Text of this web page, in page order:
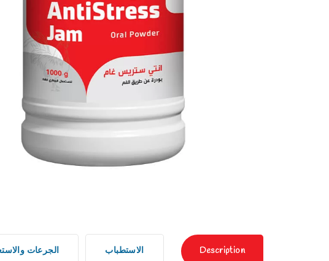
Description الاستطباب الجرعات